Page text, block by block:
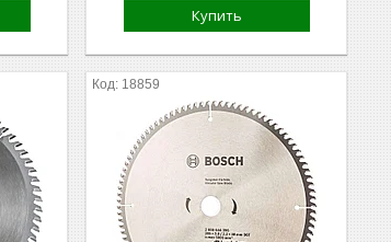
Купить
18859